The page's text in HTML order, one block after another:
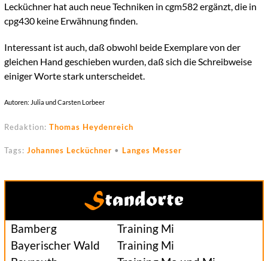
Lecküchner hat auch neue Techniken in cgm582 ergänzt, die in
cpg430 keine Erwähnung finden.
Interessant ist auch, daß obwohl beide Exemplare von der
gleichen Hand geschieben wurden, daß sich die Schreibweise
einiger Worte stark unterscheidet.
Autoren: Julia und Carsten Lorbeer
Redaktion:Thomas Heydenreich
Tags:Johannes Lecküchner • Langes Messer
Standorte
Bamberg
Training Mi
Bayerischer Wald
Training Mi